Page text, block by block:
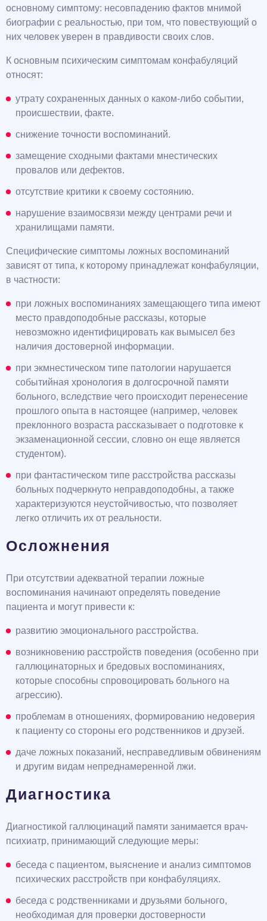
основному симптому: несовпадению фактов мнимой
биографии с реальностью, при том, что повествующий о
них человек уверен в правдивости своих слов.
К основным психическим симптомам конфабуляций
относят:
утрату сохраненных данных о каком-либо событии,
происшествии, факте.
снижение точности воспоминаний.
замещение сходными фактами мнестических
провалов или дефектов.
отсутствие критики к своему состоянию.
нарушение взаимосвязи между центрами речи и
хранилищами памяти.
Специфические симптомы ложных воспоминаний
зависят от типа, к которому принадлежат конфабуляции,
в частности:
при ложных воспоминаниях замещающего типа имеют
место правдоподобные рассказы, которые
невозможно идентифицировать как вымысел без
наличия достоверной информации.
при экмнестическом типе патологии нарушается
событийная хронология в долгосрочной памяти
больного, вследствие чего происходит перенесение
прошлого опыта в настоящее (например, человек
преклонного возраста рассказывает о подготовке к
экзаменационной сессии, словно он еще является
студентом).
при фантастическом типе расстройства рассказы
больных подчеркнуто неправдоподобны, а также
характеризуются неустойчивостью, что позволяет
легко отличить их от реальности.
Осложнения
При отсутствии адекватной терапии ложные
воспоминания начинают определять поведение
пациента и могут привести к:
развитию эмоционального расстройства.
возникновению расстройств поведения (особенно при
галлюцинаторных и бредовых воспоминаниях,
которые способны спровоцировать больного на
агрессию).
проблемам в отношениях, формированию недоверия
к пациенту со стороны его родственников и друзей.
даче ложных показаний, несправедливым обвинениям
и другим видам непреднамеренной лжи.
Диагностика
Диагностикой галлюцинаций памяти занимается врач-
психиатр, принимающий следующие меры:
беседа с пациентом, выяснение и анализ симптомов
психических расстройств при конфабуляциях.
беседа с родственниками и друзьями больного,
необходимая для проверки достоверности